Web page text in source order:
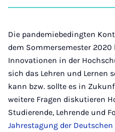
Die pandemiebedingten
dem Sommersemester
Innovationen in der
sich das Lehren und Lernen
kann bzw. sollte es in
weitere Fragen diskutieren
Studierende, Lehrende und
Jahrestagung der